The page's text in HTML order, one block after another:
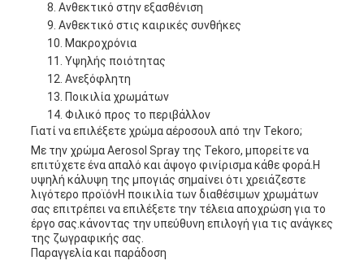
Ανθεκτικό στην εξασθένιση
Ανθεκτικό στις καιρικές συνθήκες
Μακροχρόνια
Υψηλής ποιότητας
Ανεξόφλητη
Ποικιλία χρωμάτων
Φιλικό προς το περιβάλλον
Γιατί να επιλέξετε χρώμα αέροσουλ από την Tekoro;
Με την χρώμα Aerosol Spray της Tekoro, μπορείτε να
επιτύχετε ένα απαλό και άψογο φινίρισμα κάθε φορά.Η
υψηλή κάλυψη της μπογιάς σημαίνει ότι χρειάζεστε
λιγότερο προϊόνΗ ποικιλία των διαθέσιμων χρωμάτων
σας επιτρέπει να επιλέξετε την τέλεια αποχρώση για το
έργο σας.κάνοντας την υπεύθυνη επιλογή για τις ανάγκες
της ζωγραφικής σας.
Παραγγελία και παράδοση